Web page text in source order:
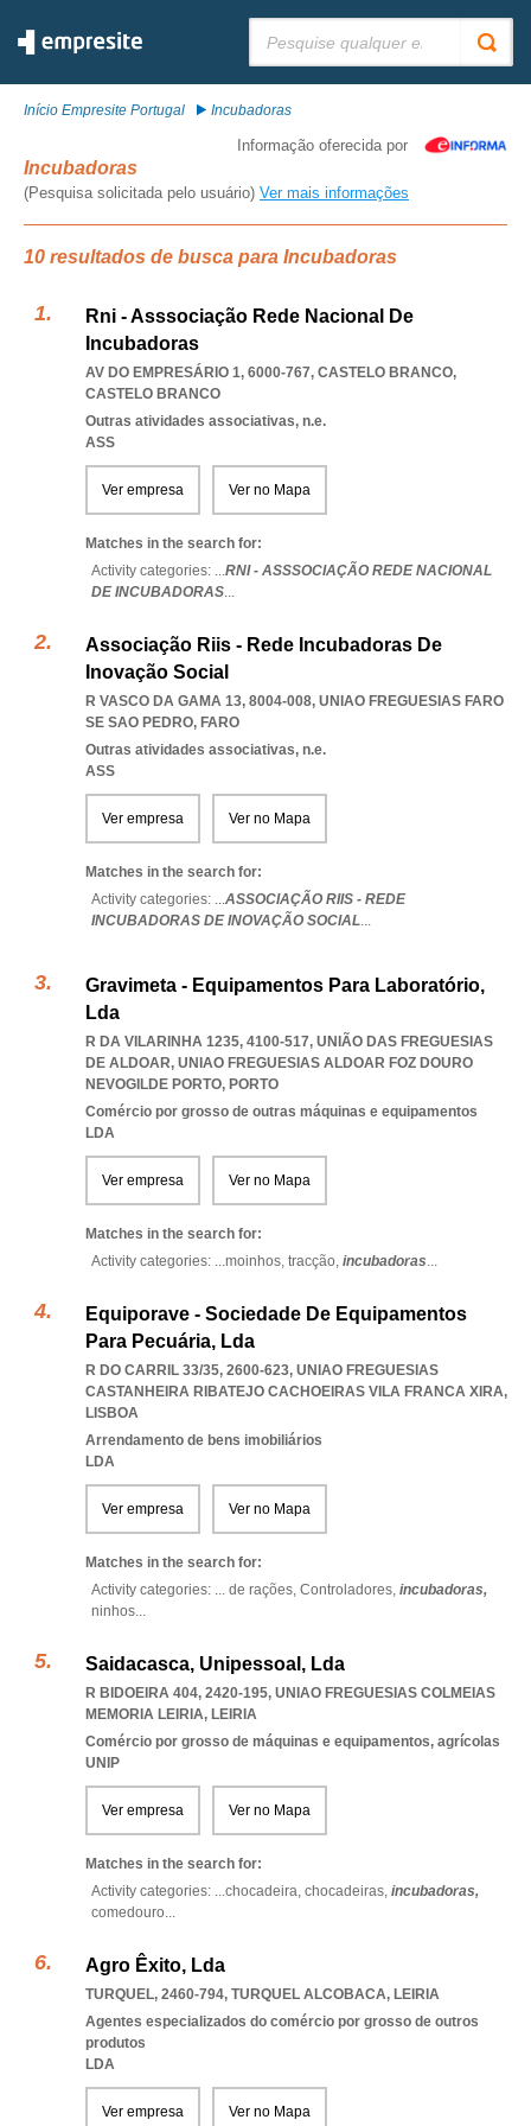
Início Empresite Portugal Incubadoras
Informação oferecida por
Incubadoras
(Pesquisa solicitada pelo usuário) Ver mais informações
10 resultados de busca para Incubadoras
Rni - Asssociação Rede Nacional De
Incubadoras
AV DO EMPRESÁRIO 1, 6000-767, CASTELO BRANCO,
CASTELO BRANCO
Outras atividades associativas, n.e.
ASS
Ver empresa Ver no Mapa
Matches in the search for:
Activity categories: ...RNI - ASSSOCIAÇÃO REDE NACIONAL
DE INCUBADORAS...
Associação Riis - Rede Incubadoras De
Inovação Social
R VASCO DA GAMA 13, 8004-008, UNIAO FREGUESIAS FARO
SE SAO PEDRO, FARO
Outras atividades associativas, n.e.
ASS
Ver empresa Ver no Mapa
Matches in the search for:
Activity categories: ...ASSOCIAÇÃO RIIS - REDE
INCUBADORAS DE INOVAÇÃO SOCIAL...
Gravimeta - Equipamentos Para Laboratório,
Lda
R DA VILARINHA 1235, 4100-517, UNIÃO DAS FREGUESIAS
DE ALDOAR, UNIAO FREGUESIAS ALDOAR FOZ DOURO
NEVOGILDE PORTO, PORTO
Comércio por grosso de outras máquinas e equipamentos
LDA
Ver empresa Ver no Mapa
Matches in the search for:
Activity categories: ...moinhos, tracção, incubadoras...
Equiporave - Sociedade De Equipamentos
Para Pecuária, Lda
R DO CARRIL 33/35, 2600-623, UNIAO FREGUESIAS
CASTANHEIRA RIBATEJO CACHOEIRAS VILA FRANCA XIRA,
LISBOA
Arrendamento de bens imobiliários
LDA
Ver empresa Ver no Mapa
Matches in the search for:
Activity categories: ... de rações, Controladores, incubadoras,
ninhos...
Saidacasca, Unipessoal, Lda
R BIDOEIRA 404, 2420-195, UNIAO FREGUESIAS COLMEIAS
MEMORIA LEIRIA, LEIRIA
Comércio por grosso de máquinas e equipamentos, agrícolas
UNIP
Ver empresa Ver no Mapa
Matches in the search for:
Activity categories: ...chocadeira, chocadeiras, incubadoras,
comedouro...
Agro Êxito, Lda
TURQUEL, 2460-794, TURQUEL ALCOBACA, LEIRIA
Agentes especializados do comércio por grosso de outros
produtos
LDA
Ver empresa Ver no Mapa